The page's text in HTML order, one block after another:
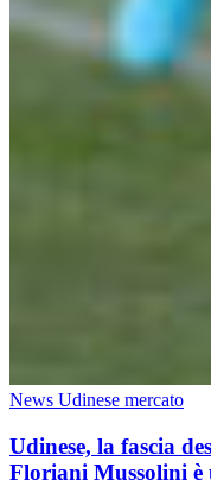
News Udinese mercato
Udinese, la fascia
Floriani Mussolini è